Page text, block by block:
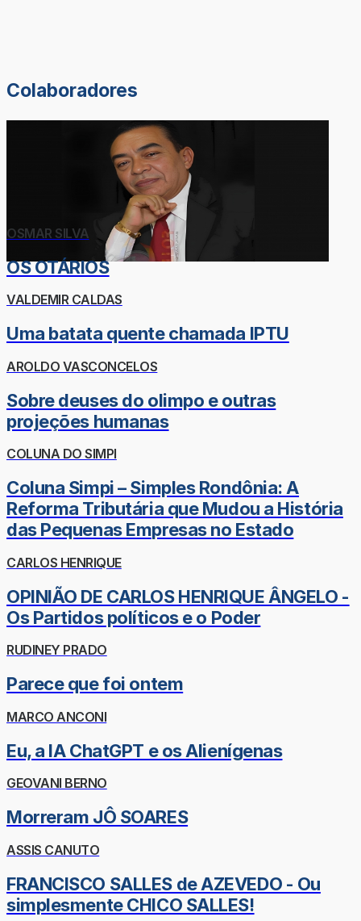
Colaboradores
OSMAR SILVA
OS OTÁRIOS
VALDEMIR CALDAS
Uma batata quente chamada IPTU
AROLDO VASCONCELOS
Sobre deuses do olimpo e outras
projeções humanas
COLUNA DO SIMPI
Coluna Simpi – Simples Rondônia: A
Reforma Tributária que Mudou a História
das Pequenas Empresas no Estado
CARLOS HENRIQUE
OPINIÃO DE CARLOS HENRIQUE ÂNGELO -
Os Partidos políticos e o Poder
RUDINEY PRADO
Parece que foi ontem
MARCO ANCONI
Eu, a IA ChatGPT e os Alienígenas
GEOVANI BERNO
Morreram JÔ SOARES
ASSIS CANUTO
FRANCISCO SALLES de AZEVEDO - Ou
simplesmente CHICO SALLES!